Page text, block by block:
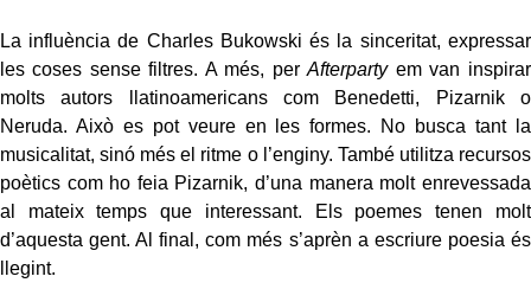
La influència de Charles Bukowski és la sinceritat, expressar
les coses sense filtres. A més, perAfterpartyem van inspirar
molts autors llatinoamericans com Benedetti, Pizarnik o
Neruda. Això es pot veure en les formes. No busca tant la
musicalitat, sinó més el ritme o l’enginy. També utilitza recursos
poètics com ho feia Pizarnik, d’una manera molt enrevessada
al mateix temps que interessant. Els poemes tenen molt
d’aquesta gent. Al final, com més s’aprèn a escriure poesia és
llegint.